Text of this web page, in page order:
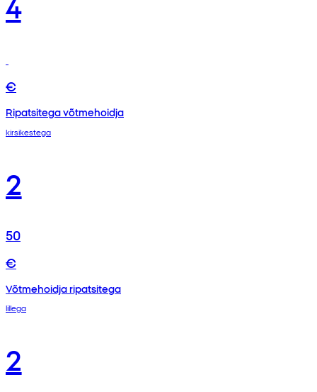
€
Ripatsitega võtmehoidja
kirsikestega
2
50
€
Võtmehoidja ripatsitega
lillega
2